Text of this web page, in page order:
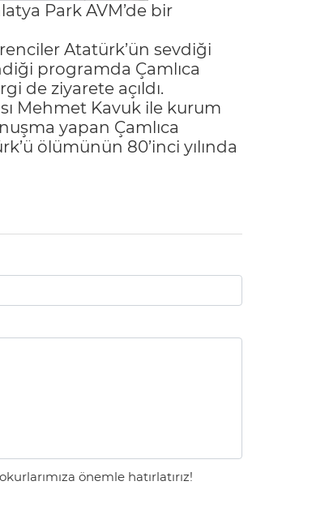
Park AVM’de bir
Atatürk’ün sevdiği
programda Çamlıca
de ziyarete açıldı.
Mehmet Kavuk ile kurum
yapan Çamlıca
ölümünün 80’inci yılında
önemle hatırlatırız!